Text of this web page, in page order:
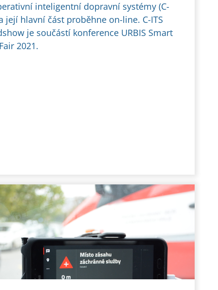
inteligentní dopravní systémy (C-
její hlavní část proběhne on-line. C-ITS
je součástí konference URBIS Smart
2021.